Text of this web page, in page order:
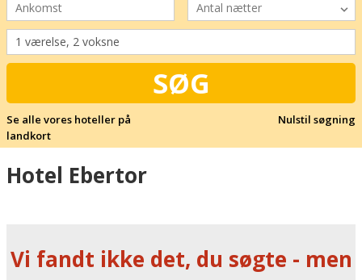
SØG
Se alle vores hoteller på
landkort
Nulstil søgning
Hotel Ebertor
Vi fandt ikke det, du søgte - men